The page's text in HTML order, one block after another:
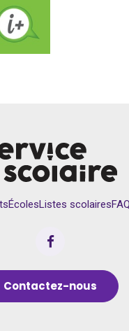
ÉcolesListes scolairesFAQ
Contactez-nous